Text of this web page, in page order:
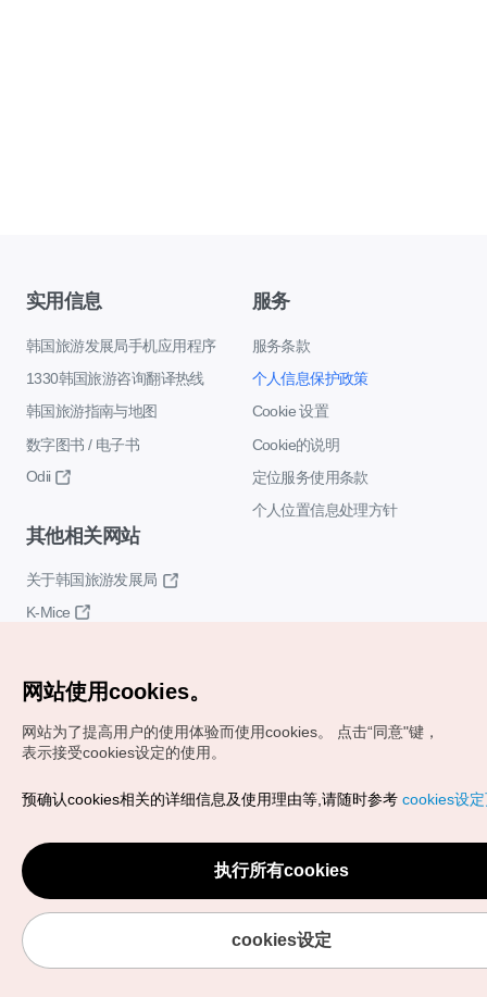
实用信息
韩国旅游发展局手机应用程序
1330韩国旅游咨询翻译热线
韩国旅游指南与地图
数字图书 / 电子书
Odii
服务
服务条款
个人信息保护政策
Cookie 设置
Cookie的说明
定位服务使用条款
个人位置信息处理方针
其他相关网站
关于韩国旅游发展局
K-Mice
Copyrights (c) 韩国旅游发展局版权所有
VISITKOREA官方邮箱
chnsim@knto.or.kr
网站使用cookies。
网站为了提高用户的使用体验而使用cookies。
点击“同意"键，
表示接受cookies设定的使用。
预确认cookies相关的详细信息及使用理由等,请随时参考 cookies设
执行所有cookies
cookies设定